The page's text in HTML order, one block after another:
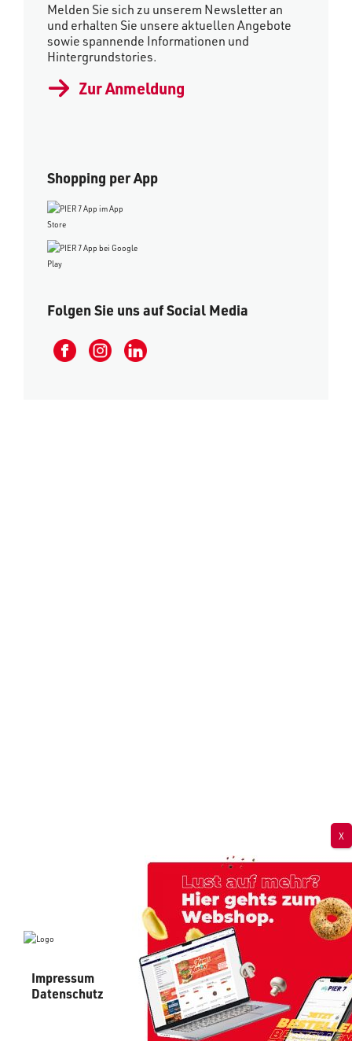
Melden Sie sich zu unserem Newsletter an
und erhalten Sie unsere aktuellen Angebote
sowie spannende Informationen und
Hintergrundstories.
Zur Anmeldung
Shopping per App
Folgen Sie uns auf Social Media
Impressum
Datenschutz
AGB
AEB